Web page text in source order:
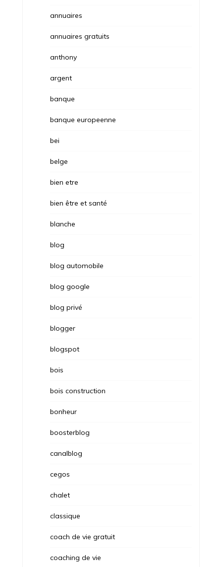
annuaires
annuaires gratuits
anthony
argent
banque
banque europeenne
bei
belge
bien etre
bien être et santé
blanche
blog
blog automobile
blog google
blog privé
blogger
blogspot
bois
bois construction
bonheur
boosterblog
canalblog
cegos
chalet
classique
coach de vie gratuit
coaching de vie